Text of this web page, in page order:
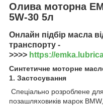
Олива моторна
5W-30 5л
Онлайн підбір масла
транспорту -
>>>> https://
Синтетичне моторне
1. Застосування
Спеціально розроблене
позашляховиків марок